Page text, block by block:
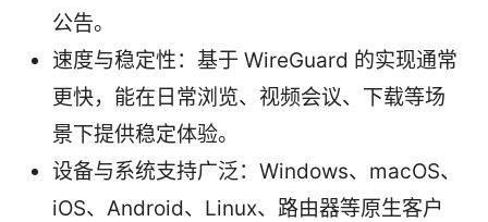
公告。
速度与稳定性：基于 WireGuard 的实现通常
更快，能在日常浏览、视频会议、下载等场
景下提供稳定体验。
设备与系统支持广泛：Windows、macOS、
iOS、Android、Linux、路由器等原生客户